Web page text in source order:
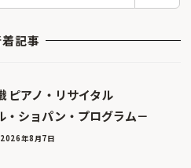
記事
ピアノ・リサイタル
・ショパン・プログラム－
2026年8月7日